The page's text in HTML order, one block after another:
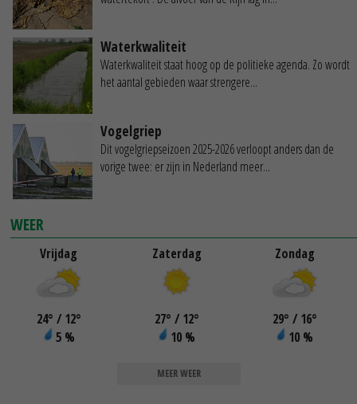
Waterkwaliteit
Waterkwaliteit staat hoog op de politieke agenda. Zo wordt
het aantal gebieden waar strengere...
Vogelgriep
Dit vogelgriepseizoen 2025-2026 verloopt anders dan de
vorige twee: er zijn in Nederland meer...
WEER
Vrijdag
24° / 12°
5 %
Zaterdag
27° / 12°
10 %
Zondag
29° / 16°
10 %
MEER WEER